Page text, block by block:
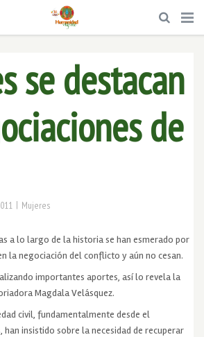
se destacan
de
| Mujeres
a lo largo de la historia se han esmerado por
la negociación del conflicto y aún no cesan.
importantes aportes, así lo revela la
Magdala Velásquez.
civil, fundamentalmente desde el
han insistido sobre la necesidad de recuperar